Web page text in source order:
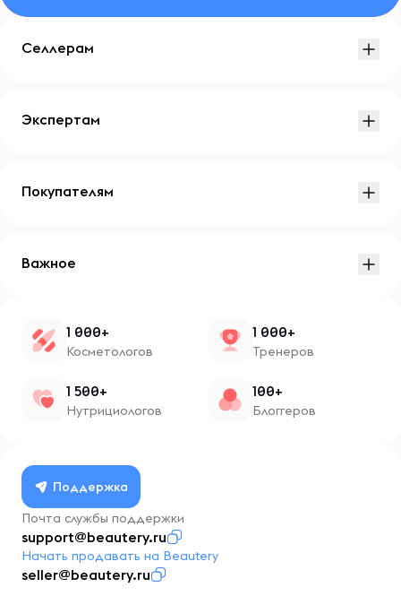
Селлерам
Экспертам
Покупателям
Важное
1 000+
Косметологов
1 000+
Тренеров
1 500+
Нутрициологов
100+
Блоггеров
Поддержка
Почта службы поддержки
support@beautery.ru
Начать продавать на Beautery
seller@beautery.ru